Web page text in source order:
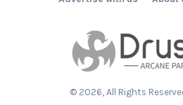
© 2026, All Rights